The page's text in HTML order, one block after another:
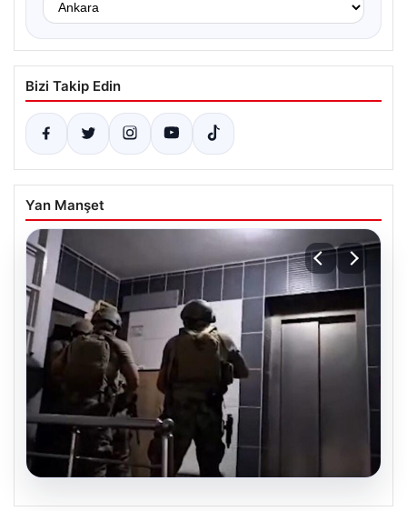
Bizi Takip Edin
Yan Manşet